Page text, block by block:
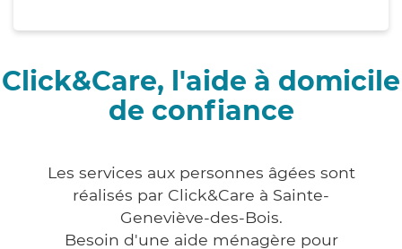
Click&Care, l'aide à domicile
de confiance
Les services aux personnes âgées sont
réalisés par Click&Care à Sainte-
Geneviève-des-Bois.
Besoin d'une aide ménagère pour